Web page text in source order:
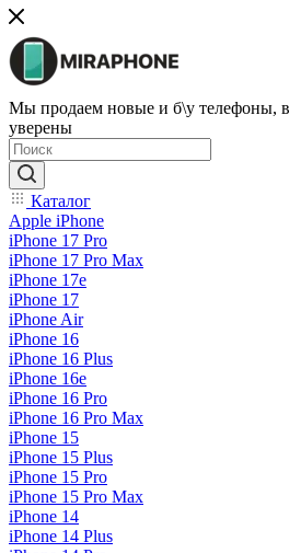
Мы продаем новые и б\у телефоны,
уверены
Каталог
Apple iPhone
iPhone 17 Pro
iPhone 17 Pro Max
iPhone 17e
iPhone 17
iPhone Air
iPhone 16
iPhone 16 Plus
iPhone 16e
iPhone 16 Pro
iPhone 16 Pro Max
iPhone 15
iPhone 15 Plus
iPhone 15 Pro
iPhone 15 Pro Max
iPhone 14
iPhone 14 Plus